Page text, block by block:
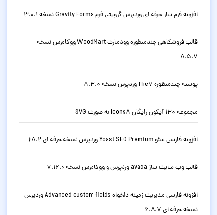
افزونه فرم ساز حرفه ای وردپرس گرویتی فرم Gravity Forms نسخه 3.0.1
قالب فروشگاهی چندمنظوره وودمارت WoodMart ووکامرس نسخه
8.5.7
پوسته چندمنظوره The7 وردپرس نسخه 8.3.0
مجموعه 130 آیکون رایگان Icons8 به صورت SVG
افزونه فارسی سئو Yoast SEO Premium وردپرس نسخه حرفه ای 28.2
قالب وب سایت ساز avada وردپرس و ووکامرس نسخه 7.16.0
افزونه فارسی مدیریت زمینه دلخواه Advanced custom fields وردپرس
نسخه حرفه ای 6.8.7